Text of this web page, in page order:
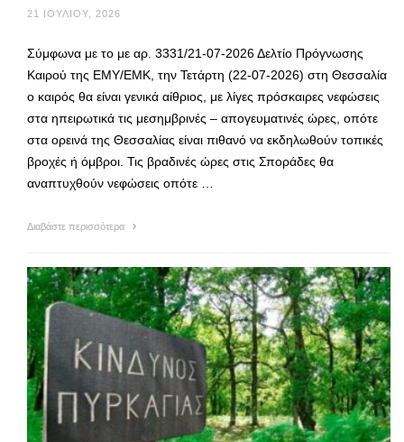
21 ΙΟΥΛΊΟΥ, 2026
Σύμφωνα με το με αρ. 3331/21-07-2026 Δελτίο Πρόγνωσης
Καιρού της ΕΜΥ/ΕΜΚ, την Τετάρτη (22-07-2026) στη Θεσσαλία
ο καιρός θα είναι γενικά αίθριος, με λίγες πρόσκαιρες νεφώσεις
στα ηπειρωτικά τις μεσημβρινές – απογευματινές ώρες, οπότε
στα ορεινά της Θεσσαλίας είναι πιθανό να εκδηλωθούν τοπικές
βροχές ή όμβροι. Τις βραδινές ώρες στις Σποράδες θα
αναπτυχθούν νεφώσεις οπότε …
Διαβάστε περισσότερα